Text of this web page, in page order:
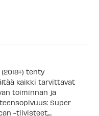
tehty
kaikki tarvittavat
toiminnan ja
Super
-tiivisteet,...